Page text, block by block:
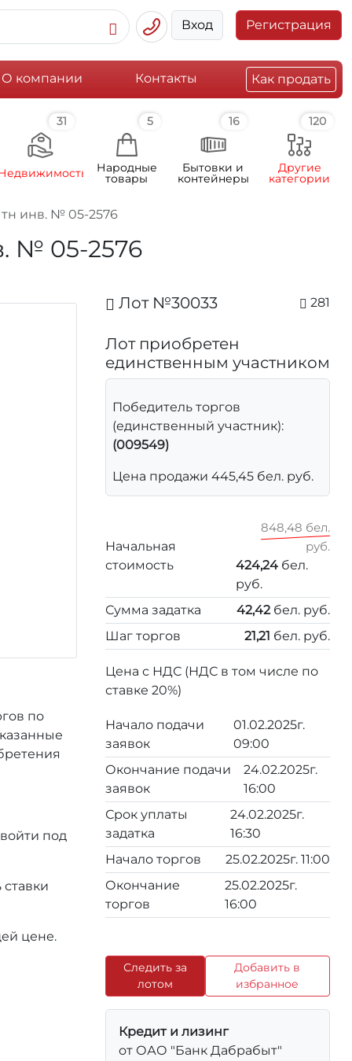
Вход Регистрация
О компании Контакты Как продать
31 5
Народные
товары
16
Бытовки и
контейнеры
120
Другие
категории
инв. № 05-2576
№ 05-2576
по
под
цене.
Лот №30033 281
Лот приобретен
единственным участником
Победитель торгов
(единственный участник):
(009549)
Цена продажи 445,45 бел. руб.
Начальная
стоимость
848,48 бел.
руб.
424,24 бел.
руб.
Сумма задатка
42,42бел. руб.
Шаг торгов
21,21 бел. руб.
Цена с НДС (НДС в том числе по
ставке 20%)
Начало подачи
заявок
01.02.2025г.
09:00
Окончание подачи
заявок
24.02.2025г.
16:00
Срок уплаты
задатка
24.02.2025г.
16:30
Начало торгов
25.02.2025г. 11:00
Окончание
торгов
25.02.2025г.
16:00
Следить за
лотом
Добавить в
избранное
Кредит и лизинг
от ОАО "Банк Дабрабыт"